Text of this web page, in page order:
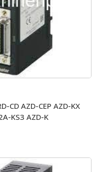
CD AZD-CEP AZD-KX
KS3 AZD-K